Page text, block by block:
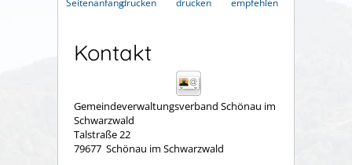
Seitenanfangdrucken
drucken
empfehlen
Kontakt
Gemeindeverwaltungsverband Schönau im
Schwarzwald
Talstraße 22
79677 Schönau im Schwarzwald